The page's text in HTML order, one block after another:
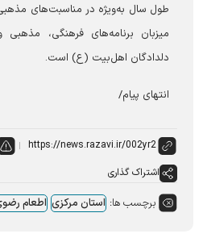
طول سال به‌ویژه در مناسبت‌های
میزبان برنامه‌های فرهنگی،
دلدادگان اهل‌بیت (ع) است.
انتهای پیام/
اشتراک گذاری
برچسب ها: استان مرکزی اطعام